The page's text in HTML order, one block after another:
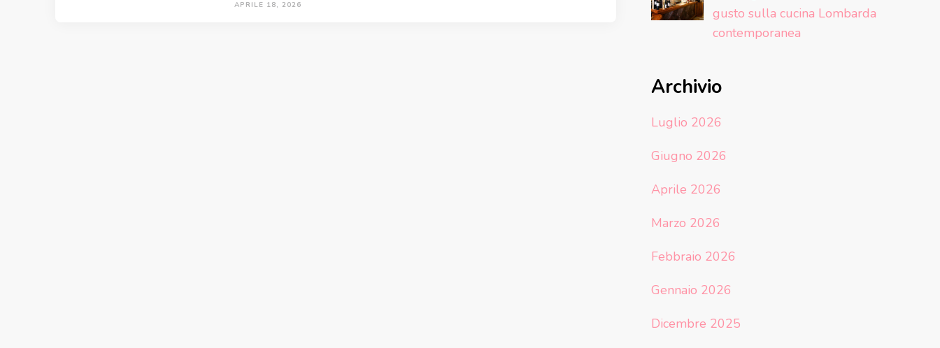
APRILE 18, 2026
gusto sulla cucina Lombarda
contemporanea
Archivio
Luglio 2026
Giugno 2026
Aprile 2026
Marzo 2026
Febbraio 2026
Gennaio 2026
Dicembre 2025